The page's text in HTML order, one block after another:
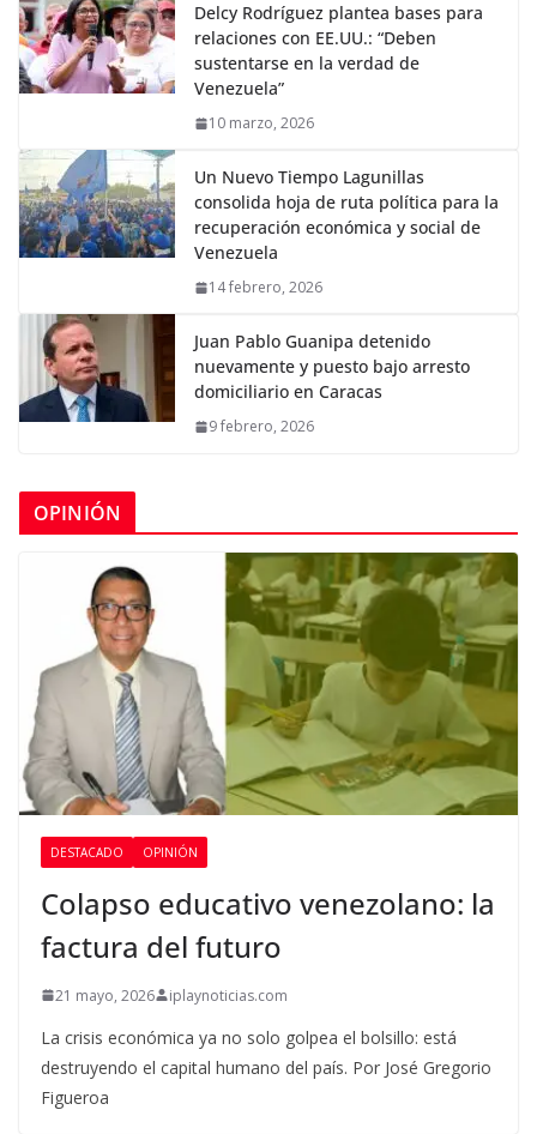
Delcy Rodríguez plantea bases para
relaciones con EE.UU.: “Deben
sustentarse en la verdad de
Venezuela”
10 marzo, 2026
Un Nuevo Tiempo Lagunillas
consolida hoja de ruta política para la
recuperación económica y social de
Venezuela
14 febrero, 2026
Juan Pablo Guanipa detenido
nuevamente y puesto bajo arresto
domiciliario en Caracas
9 febrero, 2026
OPINIÓN
DESTACADO OPINIÓN
Colapso educativo venezolano: la
factura del futuro
21 mayo, 2026 iplaynoticias.com
La crisis económica ya no solo golpea el bolsillo: está
destruyendo el capital humano del país. Por José Gregorio
Figueroa